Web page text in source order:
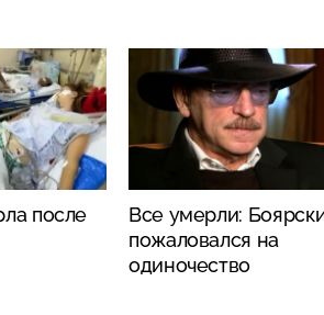
после
Все умерли:
пожаловался на
одиночество